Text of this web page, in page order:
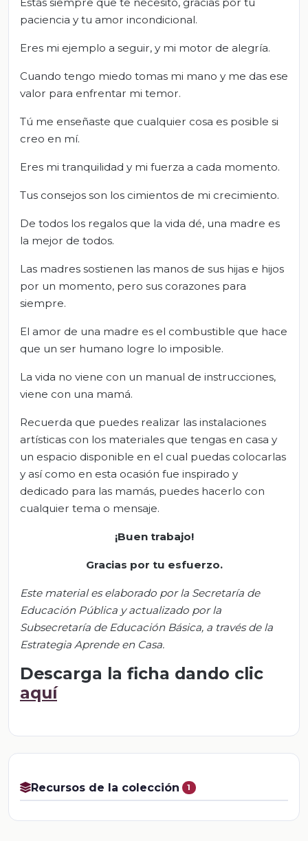
paciencia y tu amor incondicional.
Eres mi ejemplo a seguir, y mi motor de alegría.
Cuando tengo miedo tomas mi mano y me das ese
valor para enfrentar mi temor.
Tú me enseñaste que cualquier cosa es posible si
creo en mí.
Eres mi tranquilidad y mi fuerza a cada momento.
Tus consejos son los cimientos de mi crecimiento.
De todos los regalos que la vida dé, una madre es
la mejor de todos.
Las madres sostienen las manos de sus hijas e hijos
por un momento, pero sus corazones para
siempre.
El amor de una madre es el combustible que hace
que un ser humano logre lo imposible.
La vida no viene con un manual de instrucciones,
viene con una mamá.
Recuerda que puedes realizar las instalaciones
artísticas con los materiales que tengas en casa y
un espacio disponible en el cual puedas colocarlas
y así como en esta ocasión fue inspirado y
dedicado para las mamás, puedes hacerlo con
cualquier tema o mensaje.
¡Buen trabajo!
Gracias por tu esfuerzo.
Este material es elaborado por la Secretaría de
Educación Pública y actualizado por la
Subsecretaría de Educación Básica, a través de la
Estrategia Aprende en Casa.
Descarga la ficha dando clic
aquí
Recursos de la colección 1